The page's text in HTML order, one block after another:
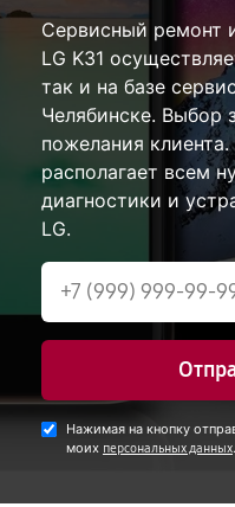
Сервисный ремонт
LG K31
так и на базе
Челябинске. Выбор
пожелания
располагает всем
диагностики и
LG.
Нажимая на кнопку
моих персональных данных.